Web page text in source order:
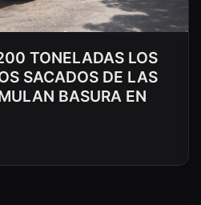
TONELADAS LOS
SACADOS DE LAS
BASURA EN